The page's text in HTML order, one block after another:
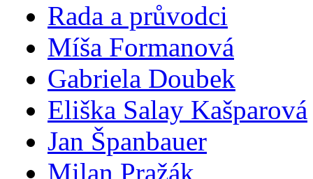
Rada a průvodci
Míša Formanová
Gabriela Doubek
Eliška Salay Kašparová
Jan Španbauer
Milan Pražák